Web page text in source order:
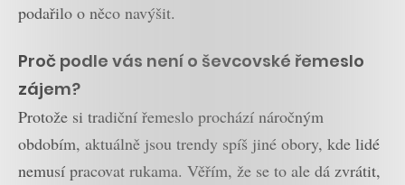
podařilo o něco navýšit.
Proč podle vás není o ševcovské řemeslo
zájem?
Protože si tradiční řemeslo prochází náročným
obdobím, aktuálně jsou trendy spíš jiné obory, kde lidé
nemusí pracovat rukama. Věřím, že se to ale dá zvrátit,